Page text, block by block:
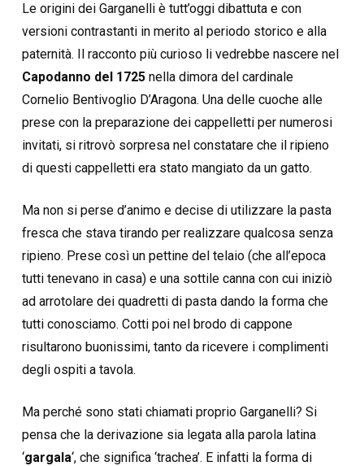
Le origini dei Garganelli è tutt’oggi dibattuta e con
versioni contrastanti in merito al periodo storico e alla
paternità. Il racconto più curioso li vedrebbe nascere nel
Capodanno del 1725nella dimora del cardinale
Cornelio Bentivoglio D’Aragona. Una delle cuoche alle
prese con la preparazione dei cappelletti per numerosi
invitati, si ritrovò sorpresa nel constatare che il ripieno
di questi cappelletti era stato mangiato da un gatto.
Ma non si perse d’animo e decise di utilizzare la pasta
fresca che stava tirando per realizzare qualcosa senza
ripieno. Prese così un pettine del telaio (che all’epoca
tutti tenevano in casa) e una sottile canna con cui iniziò
ad arrotolare dei quadretti di pasta dando la forma che
tutti conosciamo. Cotti poi nel brodo di cappone
risultarono buonissimi, tanto da ricevere i complimenti
degli ospiti a tavola.
Ma perché sono stati chiamati proprio Garganelli? Si
pensa che la derivazione sia legata alla parola latina
‘gargala‘, che significa ‘trachea’. E infatti la forma di